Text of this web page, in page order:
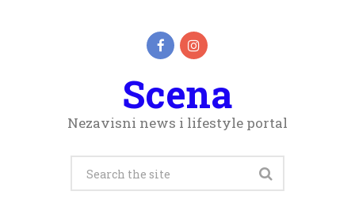
Scena
Nezavisni news i lifestyle portal